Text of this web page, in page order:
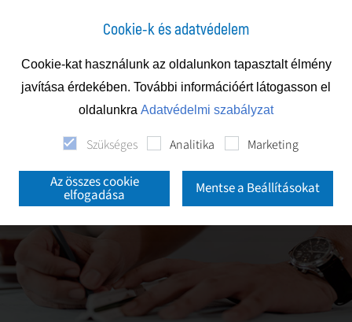
Cookie-k és adatvédelem
Cookie-kat használunk az oldalunkon tapasztalt élmény
javítása érdekében. További információért látogasson el
oldalunkra Adatvédelmi szabályzat
Szükséges Analitika Marketing
Az összes cookie
elfogadása Mentse a Beállításokat